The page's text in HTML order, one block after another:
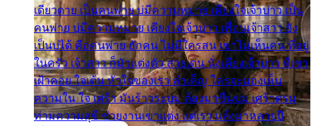
เดียวดาย เป็นคนพ่าย บ่มีความหมาย เคียงใจเจ้าบ่าว เป็น
คนพ่าย บ่มีความหมาย เคียงใจเจ้าบ่าว เพื่อนเจ้าสาว ยัง
เป็นบ่ได้ คือคนพ่าย ฮักคน ไม่มีใครสน เขาไม่เห็นคน ที่อยู่
ในครัว เจ้าสาว ก็มัวแต่งตัว สวยเด่น นั่งเคียงเจ้าบ่าว ที่เขา
เฝ้าคอย ใจเต้น หัวใจของเรา ลำเค็ญ ใครจะมองเห็น
ความใน ใจ เศร้า มันร้าวระบม ต้องมาขื่นขม เศร้าตรม
ท่ามความสุขี ช่วยงานเขาแต่ง แต่เรา แล้งมาหลายปี